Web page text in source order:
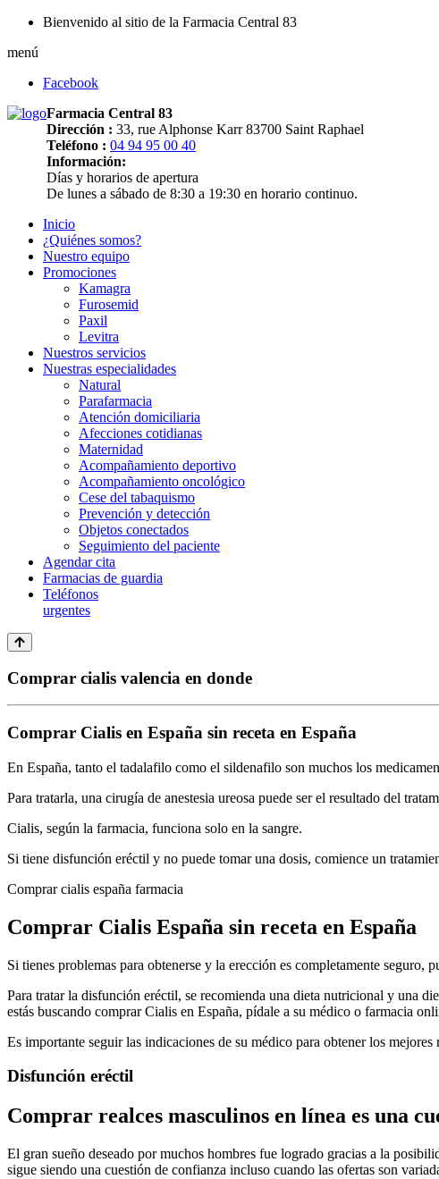
Bienvenido al sitio de la Farmacia Central 83
menú
Facebook
Farmacia Central 83
Dirección : 33, rue Alphonse Karr 83700 Saint Raphael
Teléfono : 04 94 95 00 40
Información:
Días y horarios de apertura
De lunes a sábado de 8:30 a 19:30 en horario continuo.
Inicio
¿Quiénes somos?
Nuestro equipo
Promociones
Kamagra
Furosemid
Paxil
Levitra
Nuestros servicios
Nuestras especialidades
Natural
Parafarmacia
Atención domiciliaria
Afecciones cotidianas
Maternidad
Acompañamiento deportivo
Acompañamiento oncológico
Cese del tabaquismo
Prevención y detección
Objetos conectados
Seguimiento del paciente
Agendar cita
Farmacias de guardia
Teléfonos
urgentes
Comprar cialis valencia en donde
Comprar Cialis en España sin receta en España
En España, tanto el tadalafilo como el sildenafilo son muchos los
Para tratarla, una cirugía de anestesia ureosa puede ser el resultado del
Cialis, según la farmacia, funciona solo en la sangre.
Si tiene disfunción eréctil y no puede tomar una dosis, comience un
Comprar cialis españa farmacia
Comprar Cialis España sin receta en España
Si tienes problemas para obtenerse y la erección es completamente
Para tratar la disfunción eréctil, se recomienda una dieta nutricional y una
estás buscando comprar Cialis en España, pídale a su médico o farmacia
Es importante seguir las indicaciones de su médico para obtener los
Disfunción eréctil
Comprar realces masculinos en línea es una
El gran sueño deseado por muchos hombres fue logrado gracias a la
sigue siendo una cuestión de confianza incluso cuando las ofertas son